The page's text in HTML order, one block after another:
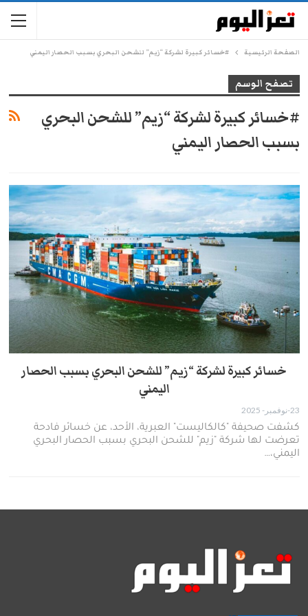
الصفحة الرئيسية #خسائر كبيرة لشركة “زيم” للشحن البحري بسبب الحصار اليمني
تصفح الوسم
#خسائر كبيرة لشركة “زيم” للشحن البحري
بسبب الحصار اليمني
خسائر كبيرة لشركة “زيم” للشحن البحري بسبب الحصار
اليمني
23-نوفمبر- 2025
كشفت صحيفة "كالكاليست" العبرية، الأحد، عن خسائر فادحة
تعرضت لها شركة "زيم" للشحن البحري بسبب الحصار البحري
اليمني،…